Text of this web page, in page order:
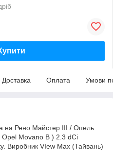
Доставка Оплата Умови
на Рено Майстер III / Опель
Movano B ) 2.3 dCi
Виробник VIew Max (Тайвань)